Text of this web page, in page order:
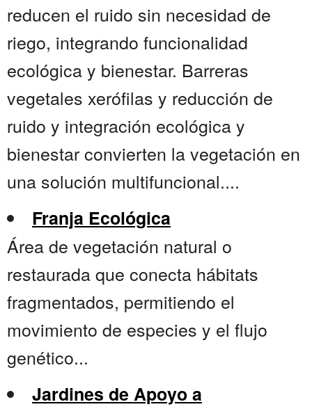
reducen el ruido sin necesidad de
riego, integrando funcionalidad
ecológica y bienestar. Barreras
vegetales xerófilas y reducción de
ruido y integración ecológica y
bienestar convierten la vegetación en
una solución multifuncional....
Franja Ecológica
Área de vegetación natural o
restaurada que conecta hábitats
fragmentados, permitiendo el
movimiento de especies y el flujo
genético...
Jardines de Apoyo a